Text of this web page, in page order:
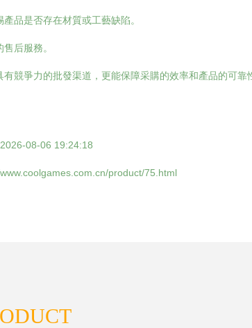
品是否存在材質或工藝缺陷。
后服務。
競爭力的批發渠道，更能保障采購的效率和產品的可
08-06 19:24:18
product/75.html